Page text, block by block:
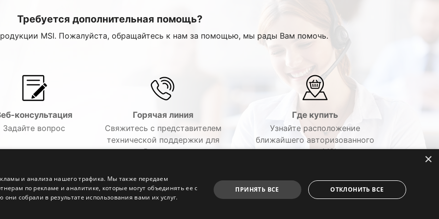
Требуется дополнительная помощь?
MSI. Пожалуйста, обращайтесь к нам за помощью, мы рады Вам помочь.
консультация
Задайте вопрос
Горячая линия
Свяжитесь с представителем
технической поддержки для
решения Вашего вопроса по
Где купить
Узнайте расположение
ближайшего авторизованного
дилера MSI.
×
и анализа нашего трафика. Мы также передаем
по рекламе и аналитике, которые могут объединять ее с
собрали в результате использования вами их услуг.
ПРИНЯТЬ ВСЕ ОТКЛОНИТЬ ВСЕ